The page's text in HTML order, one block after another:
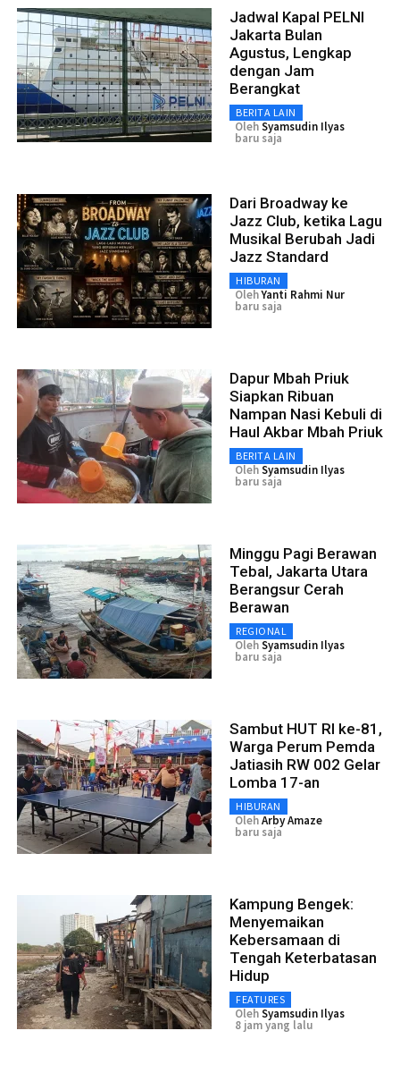
Jadwal Kapal PELNI
Jakarta Bulan
Agustus, Lengkap
dengan Jam
Berangkat
BERITA LAIN
OlehSyamsudin Ilyas
baru saja
Dari Broadway ke
Jazz Club, ketika Lagu
Musikal Berubah Jadi
Jazz Standard
HIBURAN
OlehYanti Rahmi Nur
baru saja
Dapur Mbah Priuk
Siapkan Ribuan
Nampan Nasi Kebuli di
Haul Akbar Mbah Priuk
BERITA LAIN
OlehSyamsudin Ilyas
baru saja
Minggu Pagi Berawan
Tebal, Jakarta Utara
Berangsur Cerah
Berawan
REGIONAL
OlehSyamsudin Ilyas
baru saja
Sambut HUT RI ke-81,
Warga Perum Pemda
Jatiasih RW 002 Gelar
Lomba 17-an
HIBURAN
OlehArby Amaze
baru saja
Kampung Bengek:
Menyemaikan
Kebersamaan di
Tengah Keterbatasan
Hidup
FEATURES
OlehSyamsudin Ilyas
8 jam yang lalu